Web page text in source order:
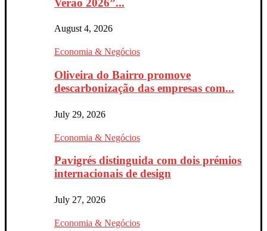
August 4, 2026
Economia & Negócios
Oliveira do Bairro promove
descarbonização das empresas com...
July 29, 2026
Economia & Negócios
Pavigrés distinguida com dois prémios
internacionais de design
July 27, 2026
Economia & Negócios